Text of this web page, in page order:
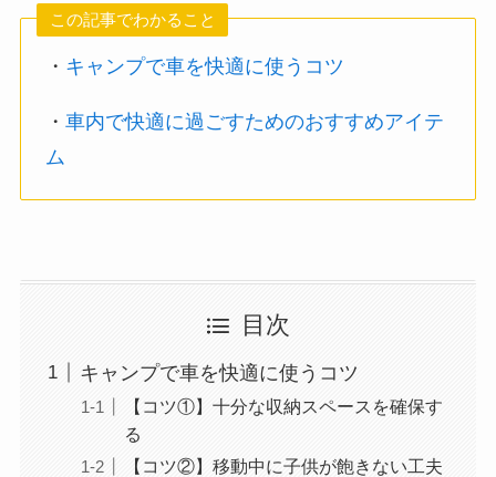
この記事でわかること
・ キャンプで車を快適に使うコツ
・車内で快適に過ごすためのおすすめアイテ
ム
目次
キャンプで車を快適に使うコツ
【コツ①】十分な収納スペースを確保す
る
【コツ②】移動中に子供が飽きない工夫